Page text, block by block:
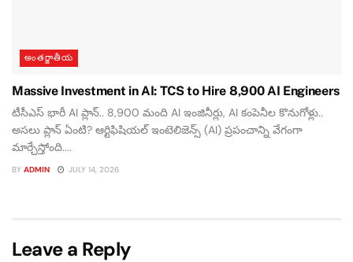
అంతర్జాతీయ
Massive Investment in AI: TCS to Hire 8,900 AI Engineers
టీసీఎస్ భారీ AI ప్లాన్.. 8,900 మంది AI ఇంజినీర్లు, AI కంపెనీల కొనుగోళ్లు..
అసలు ప్లాన్ ఏంటి? ఆర్టిఫిషియల్ ఇంటెలిజెన్స్ (AI) ప్రపంచాన్ని వేగంగా
మార్చేస్తోంది....
BY ADMIN JULY 14, 2026
Leave a Reply